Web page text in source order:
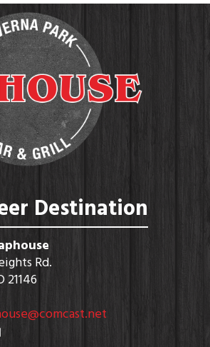
Destination
Rd.
21146